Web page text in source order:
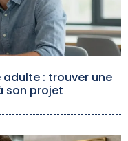
: trouver une
son projet